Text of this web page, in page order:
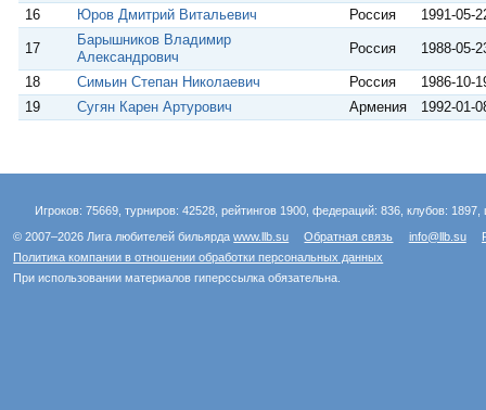
16
Юров Дмитрий Витальевич Россия 1991-05-
17
Барышников Владимир
Александрович
Россия 1988-05-
18 Симьин Степан Николаевич Россия
1986-10-
19
Сугян Карен Артурович Армения 1992-01-
Игроков: 75669, турниров: 42528, рейтингов 1900, федераций: 836, клубов:
© 2007–2026 Лига любителей бильярдаwww.llb.su Обратная связь info@llb.su
Политика компании в отношении обработки персональных данных
При использовании материалов гиперссылка обязательна.